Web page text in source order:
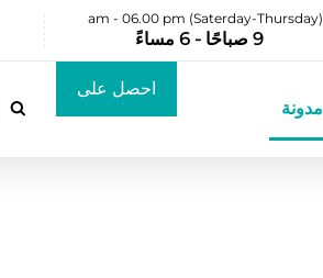
9 صباحًا - 6 مساءً
مدونة
احصل على
